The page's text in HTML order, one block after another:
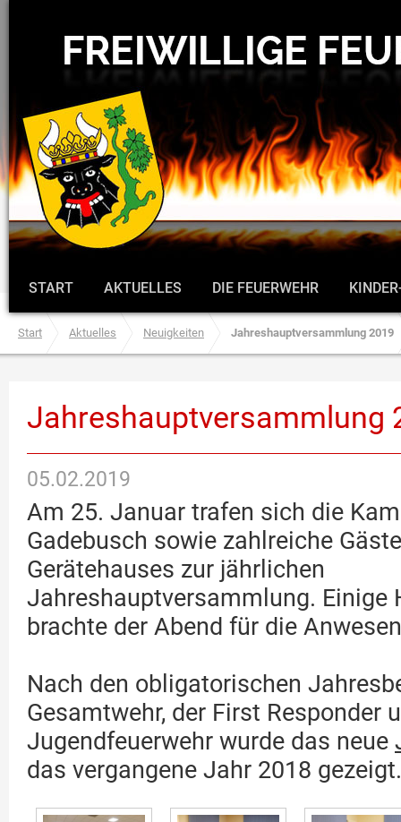
START AKTUELLES DIE FEUERWEHR
Start Aktuelles Neuigkeiten Jahreshauptversammlung 2019
Jahreshauptversammlung
05.02.2019
Am 25. Januar trafen sich die
Gadebusch sowie zahlreiche
Gerätehauses zur jährlichen
Jahreshauptversammlung. Einige
brachte der Abend für die
Nach den obligatorischen
Gesamtwehr, der First Responder
Jugendfeuerwehr wurde das neue
das vergangene Jahr 2018 gezeigt.